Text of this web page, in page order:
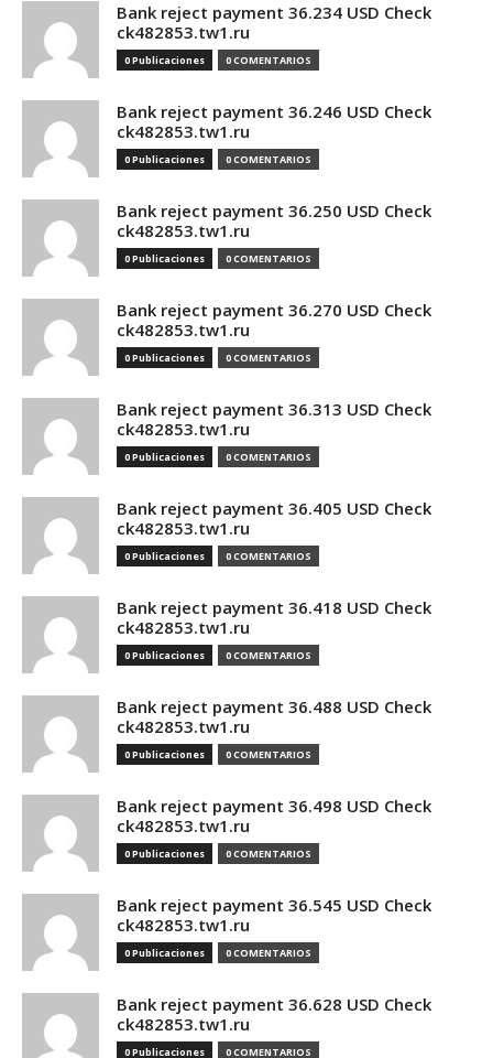
Bank reject payment 36.234 USD Check
ck482853.tw1.ru
0 Publicaciones 0 COMENTARIOS
Bank reject payment 36.246 USD Check
ck482853.tw1.ru
0 Publicaciones 0 COMENTARIOS
Bank reject payment 36.250 USD Check
ck482853.tw1.ru
0 Publicaciones 0 COMENTARIOS
Bank reject payment 36.270 USD Check
ck482853.tw1.ru
0 Publicaciones 0 COMENTARIOS
Bank reject payment 36.313 USD Check
ck482853.tw1.ru
0 Publicaciones 0 COMENTARIOS
Bank reject payment 36.405 USD Check
ck482853.tw1.ru
0 Publicaciones 0 COMENTARIOS
Bank reject payment 36.418 USD Check
ck482853.tw1.ru
0 Publicaciones 0 COMENTARIOS
Bank reject payment 36.488 USD Check
ck482853.tw1.ru
0 Publicaciones 0 COMENTARIOS
Bank reject payment 36.498 USD Check
ck482853.tw1.ru
0 Publicaciones 0 COMENTARIOS
Bank reject payment 36.545 USD Check
ck482853.tw1.ru
0 Publicaciones 0 COMENTARIOS
Bank reject payment 36.628 USD Check
ck482853.tw1.ru
0 Publicaciones 0 COMENTARIOS